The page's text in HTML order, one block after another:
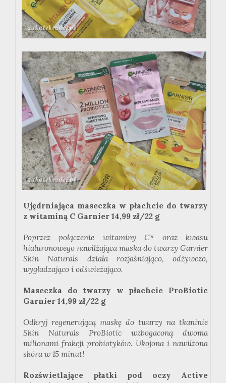
Ujędrniająca maseczka w płachcie do twarzy
z witaminą C Garnier 14,99 zł/22 g
Poprzez połączenie witaminy C* oraz kwasu
hialuronowego nawilżająca maska do twarzy Garnier
SkinNaturals działa rozjaśniająco, odżywczo,
wygładzająco i odświeżająco.
Maseczka do twarzy w płachcie ProBiotic
Garnier 14,99 zł/22 g
Odkryj regenerującą maskę do twarzy na tkaninie
Skin Naturals ProBiotic wzbogaconą dwoma
milionami frakcji probiotyków. Ukojona i nawilżona
skóra w 15 minut!
Rozświetlające płatki pod oczy Active